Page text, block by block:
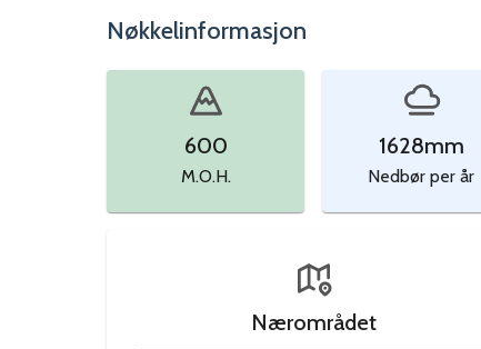
Nøkkelinformasjon
600
M.O.H.
1628mm
Nedbør per år
Nærområdet